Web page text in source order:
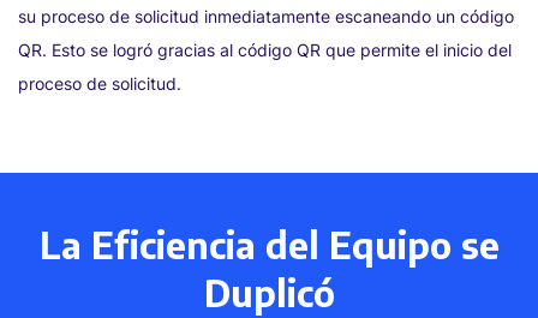
su proceso de solicitud inmediatamente escaneando un código
QR. Esto se logró gracias al código QR que permite el inicio del
proceso de solicitud.
La Eficiencia del Equipo se
Duplicó